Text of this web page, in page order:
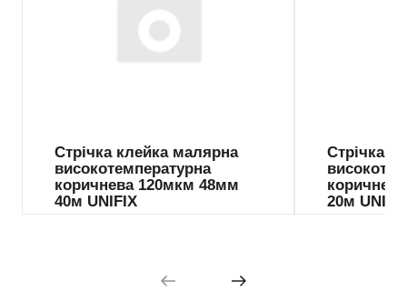
Стрічка клейка малярна
високотемпературна
коричнева 120мкм 48мм
40м UNIFIX
Стрічка
20м